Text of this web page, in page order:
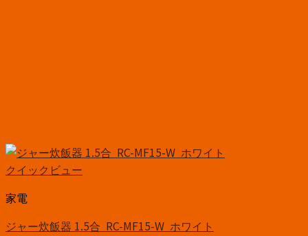
クイックビュー
家電
ジャー炊飯器 1.5合 RC-MF15-W ホワイト